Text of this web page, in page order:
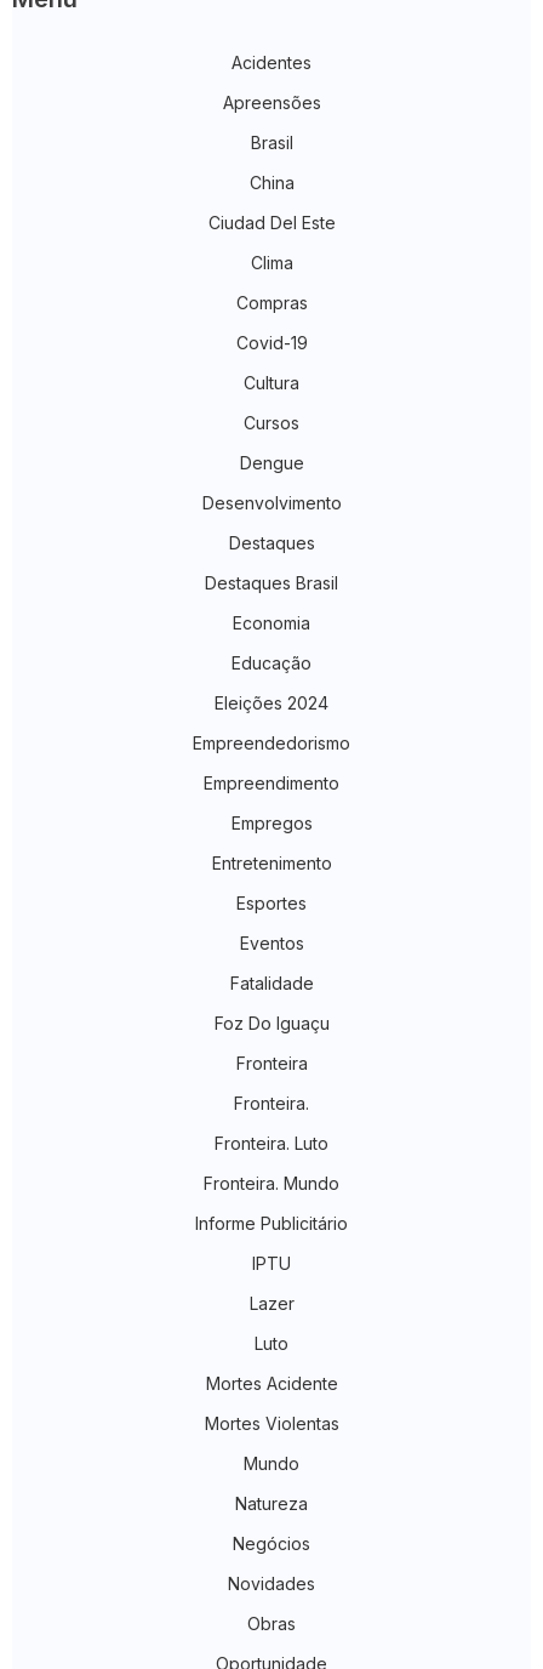
Acidentes
Apreensões
Brasil
China
Ciudad Del Este
Clima
Compras
Covid-19
Cultura
Cursos
Dengue
Desenvolvimento
Destaques
Destaques Brasil
Economia
Educação
Eleições 2024
Empreendedorismo
Empreendimento
Empregos
Entretenimento
Esportes
Eventos
Fatalidade
Foz Do Iguaçu
Fronteira
Fronteira.
Fronteira. Luto
Fronteira. Mundo
Informe Publicitário
IPTU
Lazer
Luto
Mortes Acidente
Mortes Violentas
Mundo
Natureza
Negócios
Novidades
Obras
Oportunidade